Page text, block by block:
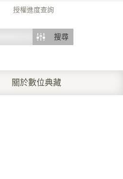
授權進度查詢
搜尋
關於數位典藏